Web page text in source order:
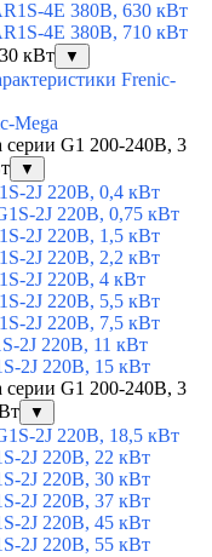
4E 380В, 630 кВт
4E 380В, 710 кВт
кВт
▼
Frenic-
Mega
G1 200-240В, 3
▼
2J 220В, 0,4 кВт
2J 220В, 0,75 кВт
2J 220В, 1,5 кВт
2J 220В, 2,2 кВт
2J 220В, 4 кВт
2J 220В, 5,5 кВт
2J 220В, 7,5 кВт
2J 220В, 11 кВт
2J 220В, 15 кВт
G1 200-240В, 3
▼
2J 220В, 18,5 кВт
2J 220В, 22 кВт
2J 220В, 30 кВт
2J 220В, 37 кВт
2J 220В, 45 кВт
2J 220В, 55 кВт